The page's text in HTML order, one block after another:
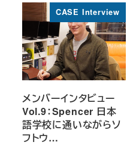
CASE Interview
メンバーインタビュー
Vol.9：Spencer 日本
語学校に通いながらソ
フトウ…